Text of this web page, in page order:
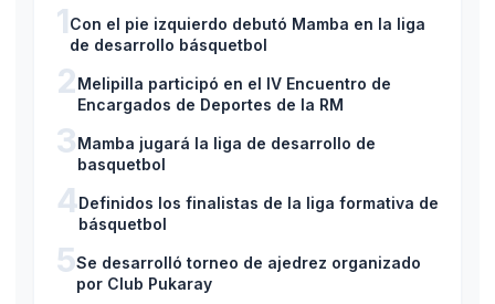
1Con el pie izquierdo debutó Mamba en la liga
de desarrollo básquetbol
2Melipilla participó en el IV Encuentro de
Encargados de Deportes de la RM
3Mamba jugará la liga de desarrollo de
basquetbol
4Definidos los finalistas de la liga formativa de
básquetbol
5Se desarrolló torneo de ajedrez organizado
por Club Pukaray